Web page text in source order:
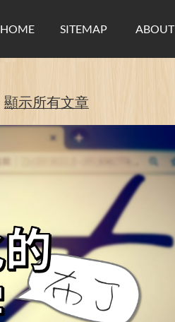
HOME SITEMAP ABOUT
顯示所有文章